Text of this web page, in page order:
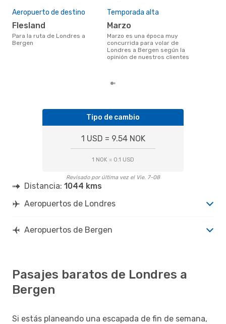
Aeropuerto de destino
Flesland
Para la ruta de Londres a
Bergen
Temporada alta
marzo
marzo es una época muy
concurrida para volar de
Londres a Bergen según la
opinión de nuestros clientes
Tipo de cambio
1 USD = 9.54 NOK
1 NOK = 0.1 USD
Revisado por última vez el Vie. 7-08
Distancia: 1044 kms
Aeropuertos de Londres
Aeropuertos de Bergen
Pasajes baratos de Londres a
Bergen
Si estás planeando una escapada de fin de semana,